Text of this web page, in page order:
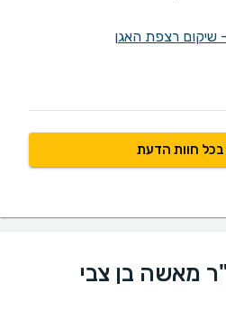
- שיקום רצפת האגן
בכל חוות הדעת
מאשה בן צבי